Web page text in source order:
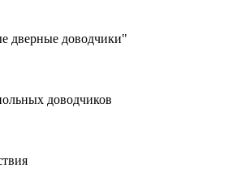
дверные доводчики"
доводчиков